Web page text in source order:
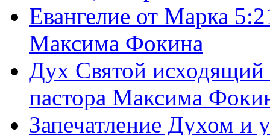
Евангелие от Марка
Максима Фокина
Дух Святой
пастора Максима
Запечатление Духом и